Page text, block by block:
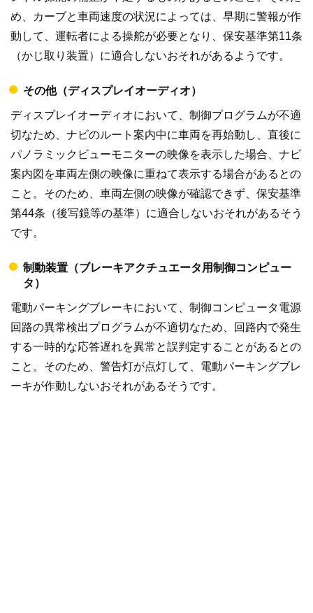
め、カーブと車両速度の状況によっては、早期に警報が作
動して、運転者による操舵が必要となり、保安基準第11条
（かじ取り装置）に適合しないおそれがあるようです。
その他（ディスプレイオーディオ）
ディスプレイオーディオにおいて、制御プログラムが不適
切なため、ナビのルート案内中に車両を再始動し、直後に
パノラミックビューモニターの映像を表示した場合、ナビ
案内図を車両左側の映像に重ねて表示する場合があるとの
こと。そのため、車両左側の映像が確認できず、保安基準
第44条（後写鏡等の基準）に適合しないおそれがあるそう
です。
制動装置（ブレーキアクチュエータ用制御コンピュー
タ）
電動パーキングブレーキにおいて、制御コンピュータ電源
回路の異常検出プログラムが不適切なため、回路内で発生
する一時的な応答遅れを異常と誤判定することがあるとの
こと。そのため、警告灯が点灯して、電動パーキングブレ
ーキが作動しないおそれがあるそうです。